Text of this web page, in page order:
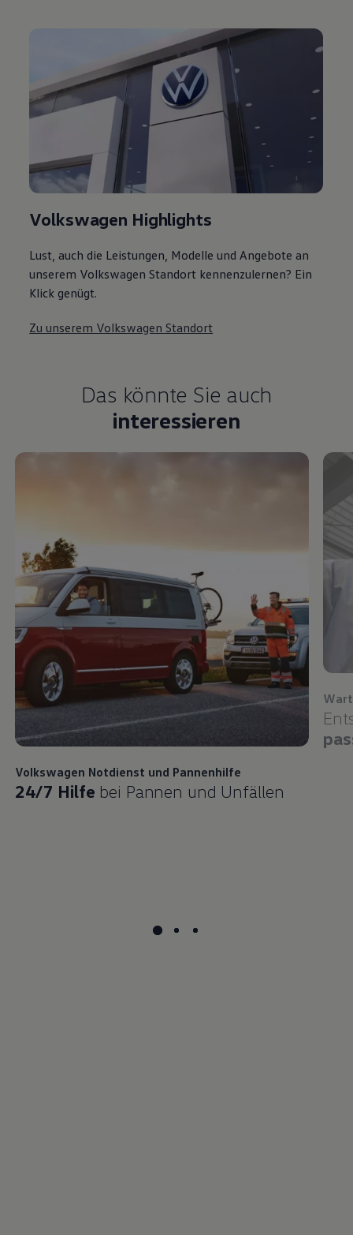
Volkswagen Highlights
Lust, auch die Leistungen, Modelle und Angebote an
unserem Volkswagen Standort kennenzulernen? Ein
Klick genügt.
Zu unserem Volkswagen Standort
Das könnte Sie auch
interessieren
Volkswagen Notdienst und Pannenhilfe
24/7 Hilfe bei Pannen und Unfällen